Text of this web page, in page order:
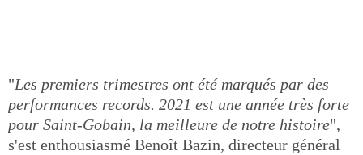
"Les premiers trimestres ont été marqués par des
performances records. 2021 est une année très forte
pour Saint-Gobain, la meilleure de notre histoire",
s'est enthousiasmé Benoît Bazin, directeur général